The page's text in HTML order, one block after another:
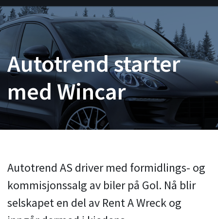
Autotrend starter
med Wincar
Autotrend AS driver med formidlings- og
kommisjonssalg av biler på Gol. Nå blir
selskapet en del av Rent A Wreck og